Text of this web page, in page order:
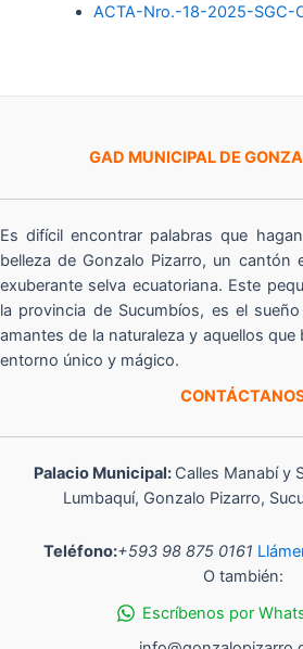
ACTA-Nro.-18-2025-SGC-
GAD MUNICIPAL DE
Es difícil encontrar palabras que
belleza de Gonzalo Pizarro, un cantón
exuberante selva ecuatoriana. Este
la provincia de Sucumbíos, es el
amantes de la naturaleza y aquellos
entorno único y mágico.
Palacio Municipal: Calles Manabí y
Lumbaquí, Gonzalo Pizarro,
Teléfono:+593 98 875 0161
O también:
Escríbenos por